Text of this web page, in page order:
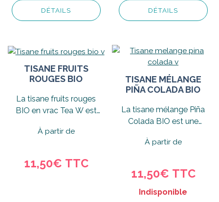
DÉTAILS DÉTAILS
TISANE FRUITS
ROUGES BIO
La tisane fruits rouges
BIO en vrac Tea W est
gourmande.
À partir de
11,50€ TTC
TISANE MÉLANGE
PIÑA COLADA BIO
La tisane mélange Piña
Colada BIO est une
qui...
À partir de
11,50€ TTC
Indisponible